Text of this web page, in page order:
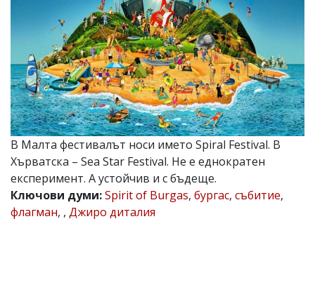
v.vasilev@flagman.bg
Касабова,
еmail:k.kassabova@flagman.bg
Главен
редактор:
Иван
Колев,
email:
Коментарите
под
В Малта фестивалът носи името Spiral Festival. В
Хърватска – Sea Star Festival. Не е еднократен
експеримент. А устойчив и с бъдеще.
Ключови думи:Spirit of Burgas, бургас, събитие,
флагман, , Джиро диталия